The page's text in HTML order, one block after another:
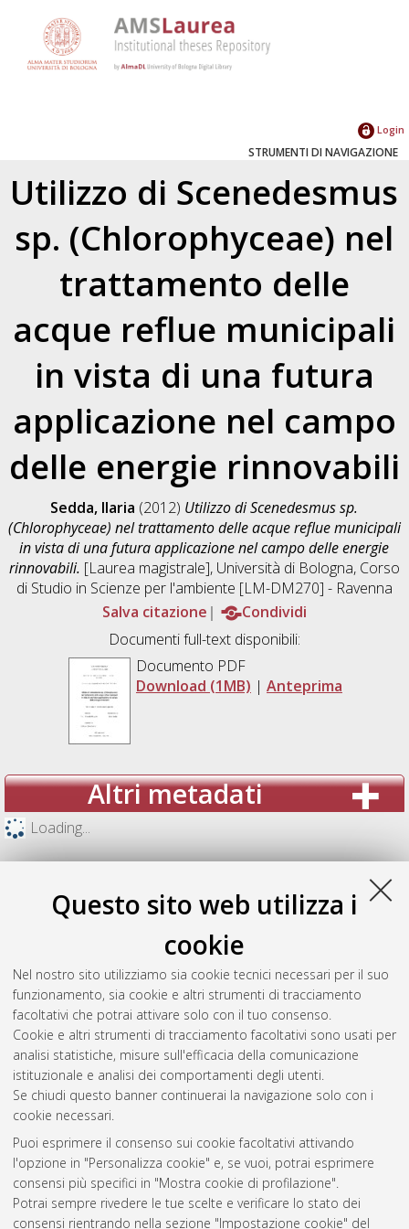
Questo sito web utilizza i
cookie
Nel nostro sito utilizziamo sia cookie tecnici necessari per il suo
funzionamento, sia cookie e altri strumenti di tracciamento
facoltativi che potrai attivare solo con il tuo consenso.
Cookie e altri strumenti di tracciamento facoltativi sono usati per
analisi statistiche, misure sull'efficacia della comunicazione
istituzionale e analisi dei comportamenti degli utenti.
Se chiudi questo banner continuerai la navigazione solo con i
cookie necessari.
Puoi esprimere il consenso sui cookie facoltativi attivando
l'opzione in "Personalizza cookie" e, se vuoi, potrai esprimere
consensi più specifici in "Mostra cookie di profilazione".
Potrai sempre rivedere le tue scelte e verificare lo stato dei
consensi rientrando nella sezione "Impostazione cookie" del
Login
STRUMENTI DI NAVIGAZIONE
Utilizzo di Scenedesmus
sp. (Chlorophyceae) nel
trattamento delle
acque reflue municipali
in vista di una futura
applicazione nel campo
delle energie rinnovabili
Sedda, Ilaria (2012) Utilizzo di Scenedesmus sp.
(Chlorophyceae) nel trattamento delle acque reflue municipali
in vista di una futura applicazione nel campo delle energie
rinnovabili. [Laurea magistrale], Università di Bologna, Corso
di Studio in Scienze per l'ambiente [LM-DM270] - Ravenna
Salva citazione
Condividi
Documenti full-text disponibili:
Documento PDF
Download (1MB) | Anteprima
Altri metadati
Loading...
Gestione del documento:
Atom
Rss 1.0
Rss 2.0